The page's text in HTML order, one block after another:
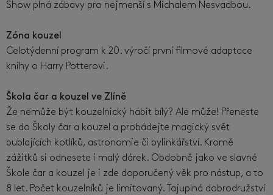
Show plná zábavy pro nejmenší s Michalem Nesvadbou.
Zóna kouzel
Celotýdenní program k 20. výročí první filmové adaptace
knihy o Harry Potterovi.
Škola čar a kouzel ve Zlíně
Že nemůže být kouzelnický hábit bílý? Ale může! Přeneste
se do Školy čar a kouzel a probádejte magický svět
bublajících kotlíků, astronomie či bylinkářství. Kromě
zážitků si odnesete i malý dárek. Obdobně jako ve slavné
Škole čar a kouzel je i zde doporučený věk pro nástup, a to
8 let. Počet kouzelníků je limitovaný. Tajuplná dobrodružství